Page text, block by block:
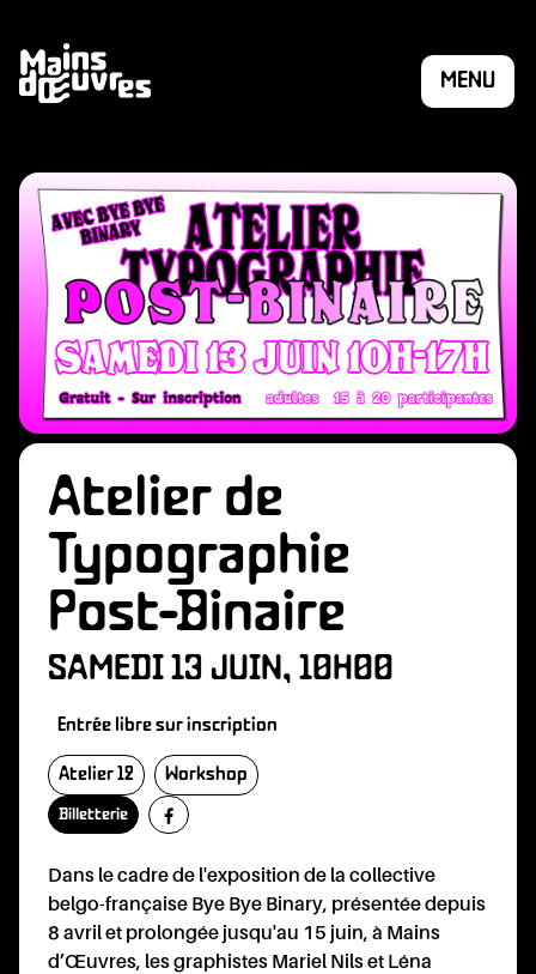
MENU
Atelier de
Typographie
Post-Binaire
SAMEDI 13 JUIN, 10H00
Entrée libre sur inscription
Atelier 12 Workshop
Billetterie
Dans le cadre de l'exposition de la collective
belgo-française Bye Bye Binary, présentée depuis
8 avril et prolongée jusqu'au 15 juin, à Mains
d’Œuvres, les graphistes Mariel Nils et Léna